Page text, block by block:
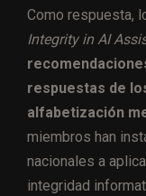
Como respuesta,
Integrity in AI
respuestas de
alfabetización
miembros han
nacionales a
integridad